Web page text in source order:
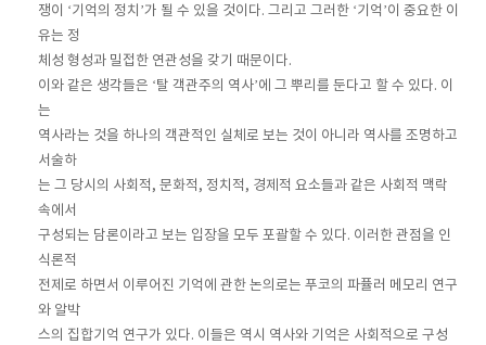
쟁이 ‘기억의 정치’가 될 수 있을 것이다. 그리고 그러한 ‘기억’이 중요한 이
유는 정
체성 형성과 밀접한 연관성을 갖기 때문이다.
이와 같은 생각들은 ‘탈 객관주의 역사’에 그 뿌리를 둔다고 할 수 있다. 이
는
역사라는 것을 하나의 객관적인 실체로 보는 것이 아니라 역사를 조명하고
서술하
는 그 당시의 사회적, 문화적, 정치적, 경제적 요소들과 같은 사회적 맥락
속에서
구성되는 담론이라고 보는 입장을 모두 포괄할 수 있다. 이러한 관점을 인
식론적
전제로 하면서 이루어진 기억에 관한 논의로는 푸코의 파퓰러 메모리 연구
와 알박
스의 집합기억 연구가 있다. 이들은 역시 역사와 기억은 사회적으로 구성